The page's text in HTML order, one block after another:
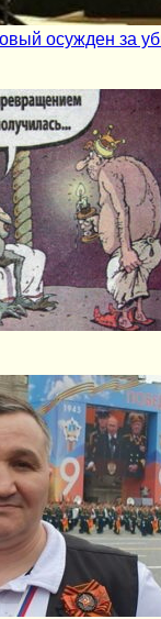
осужден за